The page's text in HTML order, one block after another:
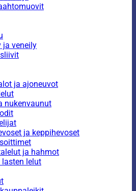
ja veneily
ja ajoneuvot
nukenvaunut
ja keppihevoset
ja hahmot
lasten lelut